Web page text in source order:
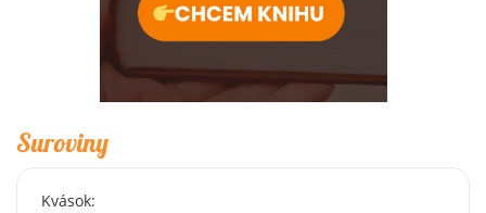
Suroviny
Kvások: